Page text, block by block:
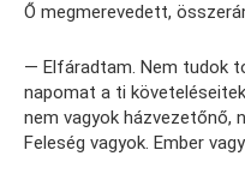
Ő megmerevedett,
— Elfáradtam. Nem tudok
napomat a ti
nem vagyok házvezetőnő,
Feleség vagyok. Ember